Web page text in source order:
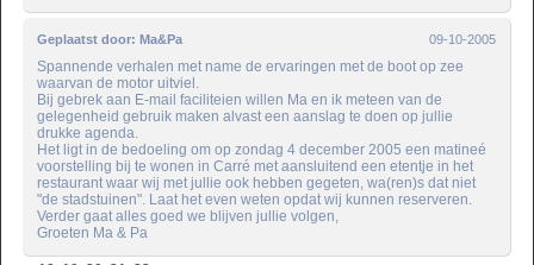
09-10-2005
Geplaatst door: Ma&Pa
Spannende verhalen met name de ervaringen met de boot op zee
waarvan de motor uitviel.
Bij gebrek aan E-mail faciliteien willen Ma en ik meteen van de
gelegenheid gebruik maken alvast een aanslag te doen op jullie
drukke agenda.
Het ligt in de bedoeling om op zondag 4 december 2005 een matineé
voorstelling bij te wonen in Carré met aansluitend een etentje in het
restaurant waar wij met jullie ook hebben gegeten, wa(ren)s dat niet
"de stadstuinen". Laat het even weten opdat wij kunnen reserveren.
Verder gaat alles goed we blijven jullie volgen,
Groeten Ma & Pa